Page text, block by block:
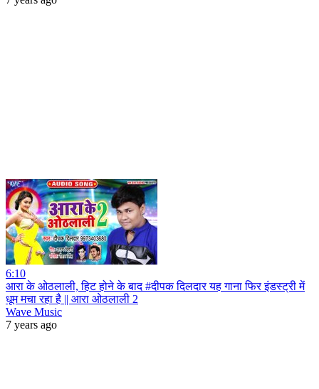
6:10
आरा के ओठलाली, हिट होने के बाद #दीपक दिलदार यह गाना फिर इंडस्ट्री में
धूम मचा रहा है || आरा ओठलाली 2
Wave Music
7 years ago